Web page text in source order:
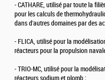
- CATHARE, utilisé par toute la
pour les calculs de
dans d'autres domaines par des
- FLICA, utilisé pour la
réacteurs pour la propulsion
- TRIO-MC, utilisé pour la
réacteurs sodium et plomb ;